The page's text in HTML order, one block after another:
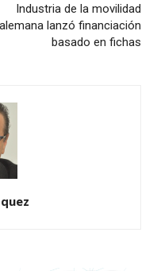
Industria de la movilidad
alemana lanzó financiación
basado en fichas